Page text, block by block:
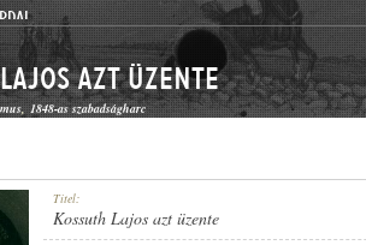
azt üzente
1848-as szabadságharc
Titel:
Kossuth Lajos azt üzente